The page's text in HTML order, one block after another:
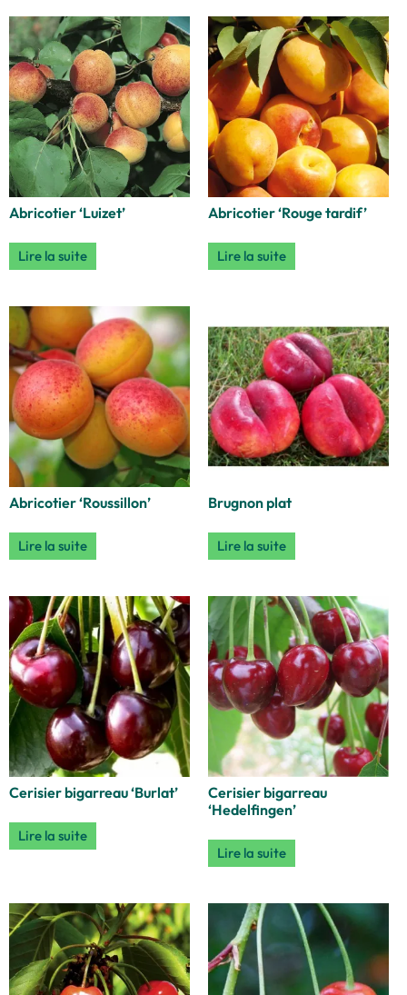
Abricotier ‘Luizet’
Lire la suite
Abricotier ‘Rouge tardif’
Lire la suite
Abricotier ‘Roussillon’
Lire la suite
Brugnon plat
Lire la suite
Cerisier bigarreau ‘Burlat’
Lire la suite
Cerisier bigarreau
‘Hedelfingen’
Lire la suite